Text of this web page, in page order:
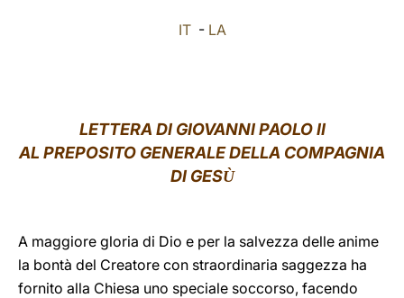
IT- LA
LETTERA DI GIOVANNI PAOLO II
AL PREPOSITO GENERALE DELLA COMPAGNIA
DI GESÙ
A maggiore gloria di Dio e per la salvezza delle anime
la bontà del Creatore con straordinaria saggezza ha
fornito alla Chiesa uno speciale soccorso, facendo